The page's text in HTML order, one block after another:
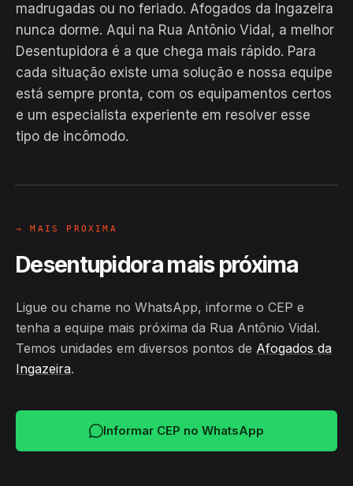
madrugadas ou no feriado. Afogados da Ingazeira
nunca dorme. Aqui na Rua Antônio Vidal, a melhor
Desentupidora é a que chega mais rápido. Para
cada situação existe uma solução e nossa equipe
está sempre pronta, com os equipamentos certos
e um especialista experiente em resolver esse
tipo de incômodo.
Hiroshiro · Rua Antônio Vidal,
→ MAIS PRÓXIMA
Desentupidora mais próxima
Ligue ou chame no WhatsApp, informe o CEP e
tenha a equipe mais próxima da Rua Antônio Vidal.
Temos unidades em diversos pontos de Afogados da
Ingazeira.
Informar CEP no WhatsApp